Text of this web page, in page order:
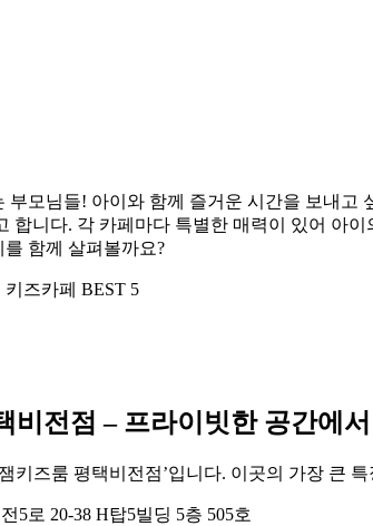
부모님들! 아이와 함께 즐거운 시간을 보내고
합니다. 각 카페마다 특별한 매력이 있어 아
함께 살펴볼까요?
비전점 – 프라이빗한 공간에
키즈룸 평택비전점’입니다. 이곳의 가장 큰
5로 20-38 H탑5빌딩 5층 505호